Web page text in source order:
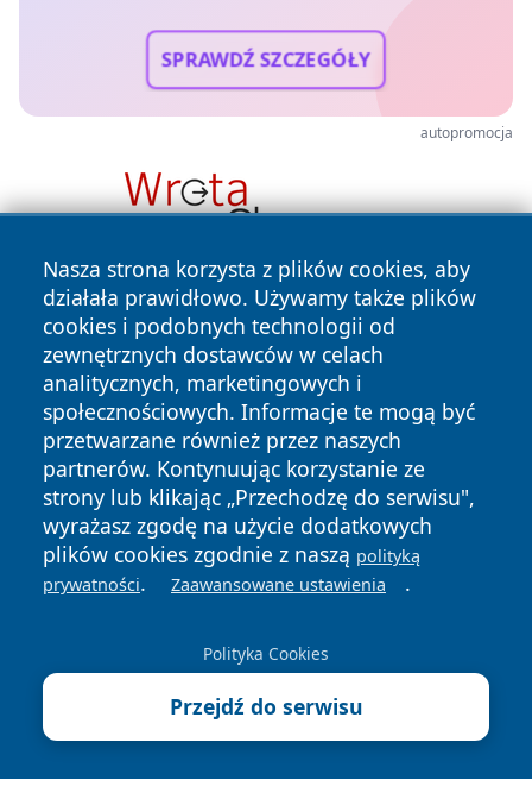
SPRAWDŹ SZCZEGÓŁY
autopromocja
Nasza strona korzysta z plików cookies, aby
działała prawidłowo. Używamy także plików
cookies i podobnych technologii od
zewnętrznych dostawców w celach
analitycznych, marketingowych i
społecznościowych. Informacje te mogą być
przetwarzane również przez naszych
partnerów. Kontynuując korzystanie ze
strony lub klikając „Przechodzę do serwisu",
wyrażasz zgodę na użycie dodatkowych
plików cookies zgodnie z naszą polityką
prywatności. Zaawansowane ustawienia .
Polityka Cookies
Przejdź do serwisu
Copyright © 2026 myslowicki24.pl Wszystkie prawa
zastrzeżone.
News Autorzy
Polityka
Prywatności
Polityka
Cookies